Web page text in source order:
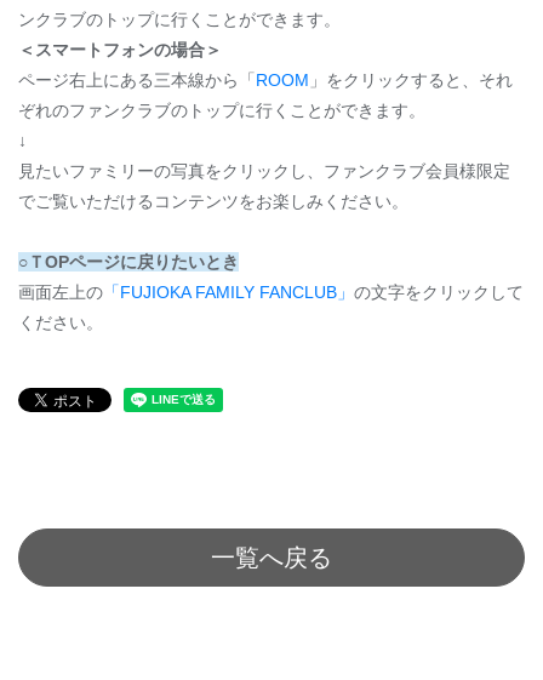
ンクラブのトップに行くことができます。
＜スマートフォンの場合＞
ページ右上にある三本線から「 ROOM 」をクリックすると、それ
ぞれのファンクラブのトップに行くことができます。
↓
見たいファミリーの写真をクリックし、ファンクラブ会員様限定
でご覧いただけるコンテンツをお楽しみください。
○ＴOPページに戻りたいとき
画面左上の 「FUJIOKA FAMILY FANCLUB」 の文字をクリックして
ください。
一覧へ戻る